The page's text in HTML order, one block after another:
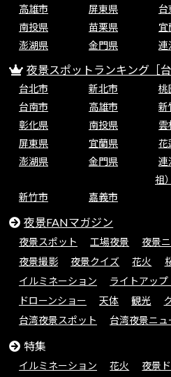
高雄市
屏東県 台
南投県
苗栗県 宜
澎湖県
金門県 連
夜景スポットランキング［台
台北市 新北市 桃
台南市
高雄市 新
彰化県
南投県 雲
屏東県
宜蘭県 花
澎湖県
金門県
連
祖）
新竹市 嘉義市
夜景FANマガジン
夜景スポット 工場夜景 夜景
夜景撮影
夜景クイズ 花火
イルミネーション
ライトアッ
ドローンショー
天体 観光
台湾夜景スポット
台湾夜景ニュ
特集
イルミネーション 花火 夜景